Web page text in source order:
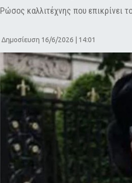
Ρώσος καλλιτέχνης που επικρίνει
Δημοσίευση 16/6/2026 | 14:01